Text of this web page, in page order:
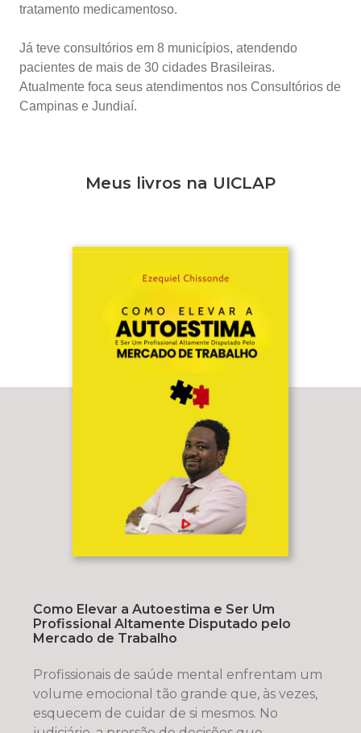
tratamento medicamentoso.
Já teve consultórios em 8 municípios, atendendo
pacientes de mais de 30 cidades Brasileiras.
Atualmente foca seus atendimentos nos Consultórios de
Campinas e Jundiaí.
Meus livros na UICLAP
Como Elevar a Autoestima e Ser Um
Profissional Altamente Disputado pelo
Mercado de Trabalho
Profissionais de saúde mental enfrentam um
volume emocional tão grande que, às vezes,
esquecem de cuidar de si mesmos. No